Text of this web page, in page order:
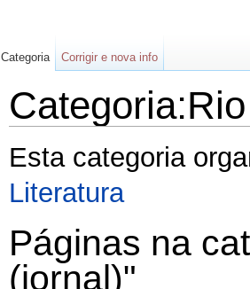
Esta categoria
Literatura
Páginas na
(jornal)"
Categoria Corrigir e nova info